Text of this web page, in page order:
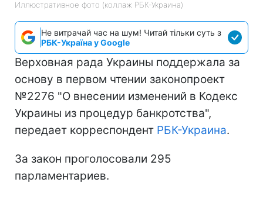
Иллюстративное фото (коллаж РБК-Украина)
Не витрачай час на шум! Читай тільки суть з
РБК-Україна у Google
Верховная рада Украины поддержала за
основу в первом чтении законопроект
№2276 "О внесении изменений в Кодекс
Украины из процедур банкротства",
передает корреспондент РБК-Украина.
За закон проголосовали 295
парламентариев.